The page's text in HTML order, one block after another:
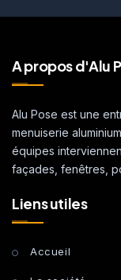
A propos d'Alu
Alu Pose est une
menuiserie
équipes
façades, fenêtres,
Liens utiles
Accueil